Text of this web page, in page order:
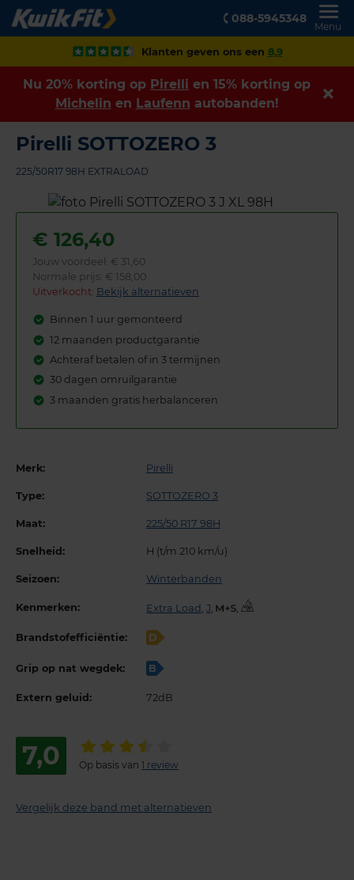
088-5945348
Menu
Klanten geven ons een 8,9
Nu 20% korting op Pirelli en 15% korting op
Michelin en Laufenn autobanden!
Pirelli SOTTOZERO 3
225/50R17 98H EXTRALOAD
€ 126,40
Jouw voordeel: € 31,60
Normale prijs: € 158,00
Uitverkocht: Bekijk alternatieven
Binnen 1 uur gemonteerd
12 maanden productgarantie
Achteraf betalen of in 3 termijnen
30 dagen omruilgarantie
3 maanden gratis herbalanceren
Merk: Pirelli
Type: SOTTOZERO 3
Maat: 225/50 R17 98H
Snelheid: H (t/m 210 km/u)
Seizoen: Winterbanden
Kenmerken: Extra Load , J, ,
Brandstofefficiëntie: D
Grip op nat wegdek: B
Extern geluid: 72dB
7,0 Op basis van 1 review
Vergelijk deze band met alternatieven